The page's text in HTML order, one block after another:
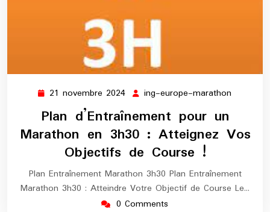
21 novembre 2024 21
2024
ing-europe-marathon
Plan d’Entraînement pour un
Marathon en 3h30 : Atteignez Vos
Objectifs de Course !
Plan Entraînement Marathon 3h30 Plan Entraînement
Marathon 3h30 : Atteindre Votre Objectif de Course Le…
0 Comments